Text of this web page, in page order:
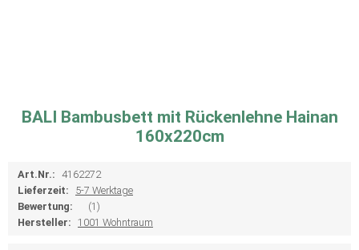
BALI Bambusbett mit Rückenlehne Hainan
160x220cm
Art.Nr.: 4162272
Lieferzeit:
5-7 Werktage
Bewertung:
(1)
Hersteller: 1001 Wohntraum